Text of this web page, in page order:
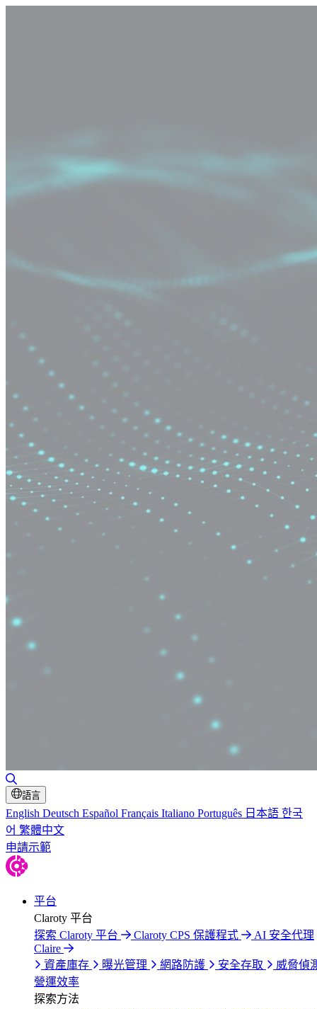
切換搜尋
語言
English Deutsch Español Français Italiano Português 日本語 한국
어 繁體中文
申請示範
平台
Claroty 平台
探索 Claroty 平台
Claroty CPS 保護程式
AI 安全代理
Claire
資產庫存
曝光管理 網路防護 安全存取
威脅偵
營運效率
探索方法